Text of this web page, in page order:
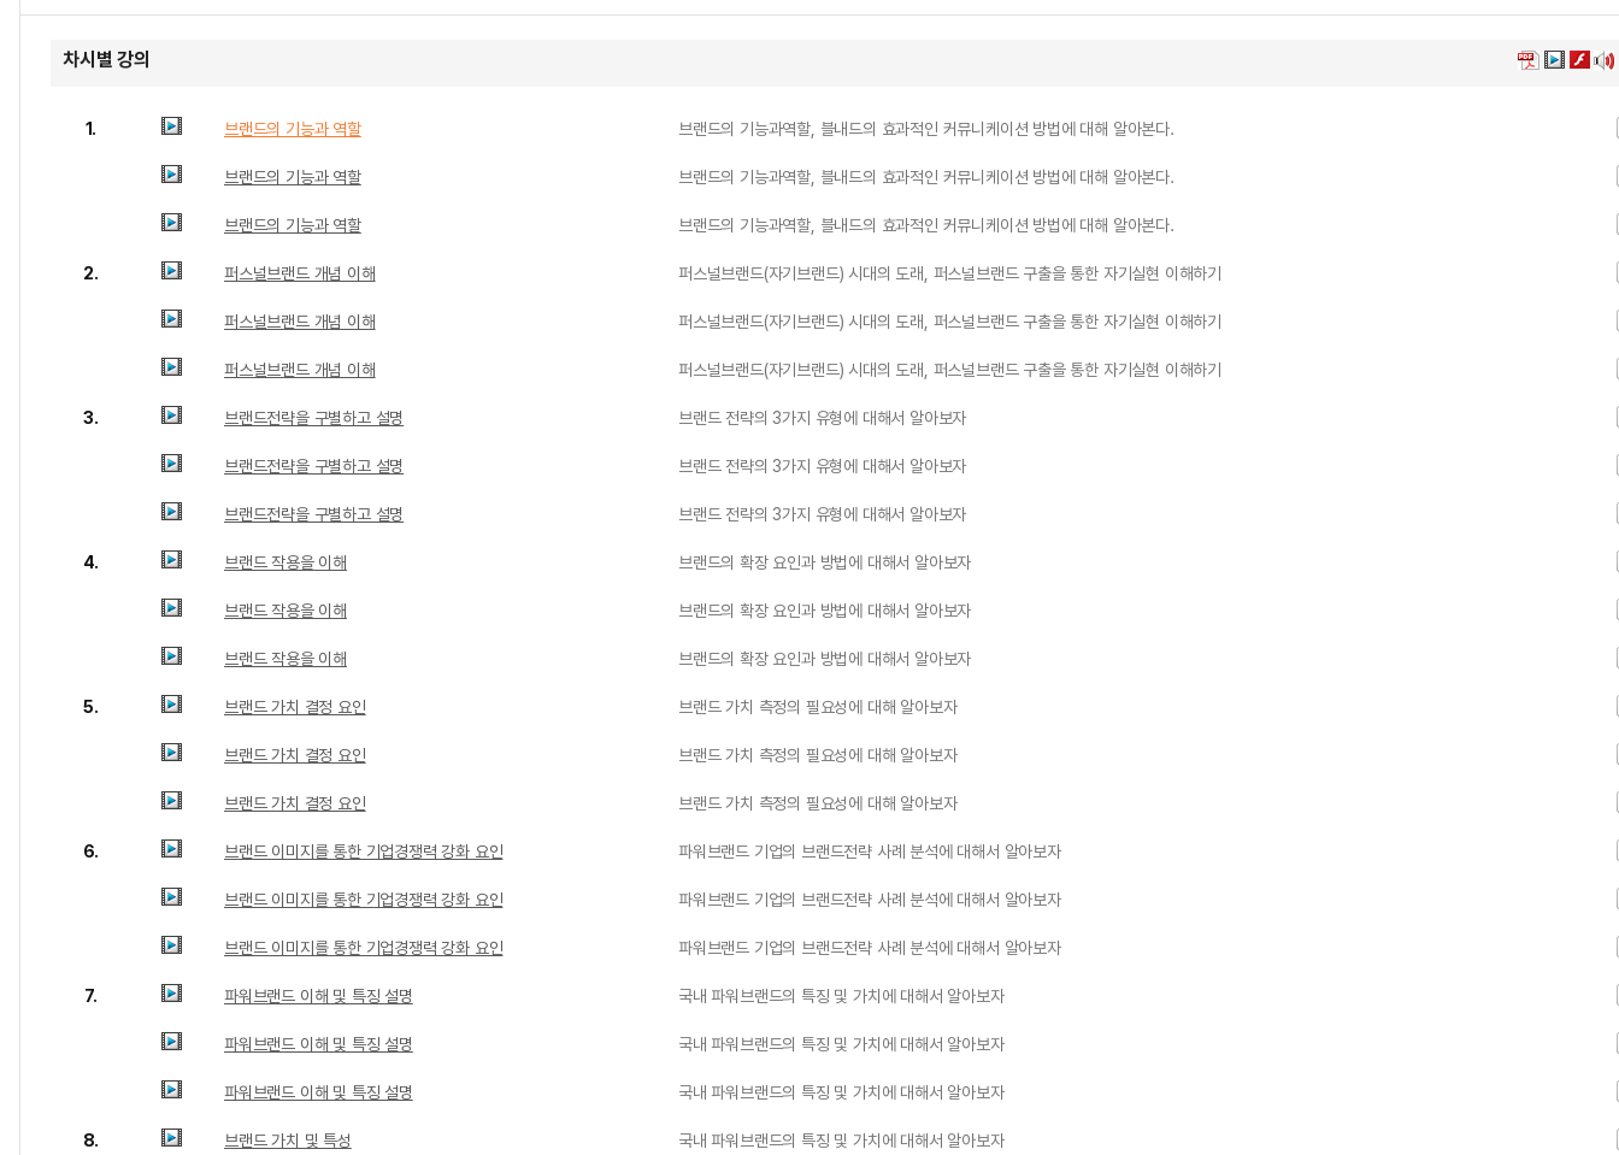
차시별 강의
1. 브랜드의 기능과 역할 브랜드의 기능과역할, 블내드의 효과적인 커뮤니케이션 방법에 대해 알아본다.
브랜드의 기능과 역할 브랜드의 기능과역할, 블내드의 효과적인 커뮤니케이션 방법에 대해 알아본다.
브랜드의 기능과 역할 브랜드의 기능과역할, 블내드의 효과적인 커뮤니케이션 방법에 대해 알아본다.
2. 퍼스널브랜드 개념 이해 퍼스널브랜드(자기브랜드) 시대의 도래, 퍼스널브랜드 구출을 통한 자기실현 이해하기
퍼스널브랜드 개념 이해 퍼스널브랜드(자기브랜드) 시대의 도래, 퍼스널브랜드 구출을 통한 자기실현 이해하기
퍼스널브랜드 개념 이해 퍼스널브랜드(자기브랜드) 시대의 도래, 퍼스널브랜드 구출을 통한 자기실현 이해하기
3. 브랜드전략을 구별하고 설명 브랜드 전략의 3가지 유형에 대해서 알아보자
브랜드전략을 구별하고 설명 브랜드 전략의 3가지 유형에 대해서 알아보자
브랜드전략을 구별하고 설명 브랜드 전략의 3가지 유형에 대해서 알아보자
4. 브랜드 작용을 이해 브랜드의 확장 요인과 방법에 대해서 알아보자
브랜드 작용을 이해 브랜드의 확장 요인과 방법에 대해서 알아보자
브랜드 작용을 이해 브랜드의 확장 요인과 방법에 대해서 알아보자
5. 브랜드 가치 결정 요인 브랜드 가치 측정의 필요성에 대해 알아보자
브랜드 가치 결정 요인 브랜드 가치 측정의 필요성에 대해 알아보자
브랜드 가치 결정 요인 브랜드 가치 측정의 필요성에 대해 알아보자
6. 브랜드 이미지를 통한 기업경쟁력 강화 요인 파워브랜드 기업의 브랜드전략 사례 분석에 대해서 알아보자
브랜드 이미지를 통한 기업경쟁력 강화 요인 파워브랜드 기업의 브랜드전략 사례 분석에 대해서 알아보자
브랜드 이미지를 통한 기업경쟁력 강화 요인 파워브랜드 기업의 브랜드전략 사례 분석에 대해서 알아보자
7. 파워브랜드 이해 및 특징 설명 국내 파워브랜드의 특징 및 가치에 대해서 알아보자
파워브랜드 이해 및 특징 설명 국내 파워브랜드의 특징 및 가치에 대해서 알아보자
파워브랜드 이해 및 특징 설명 국내 파워브랜드의 특징 및 가치에 대해서 알아보자
8. 브랜드 가치 및 특성 국내 파워브랜드의 특징 및 가치에 대해서 알아보자